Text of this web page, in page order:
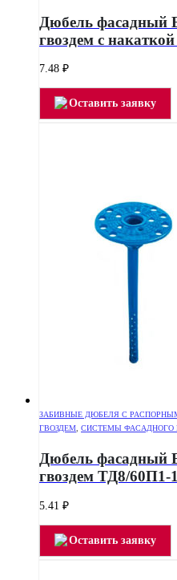
Дюбель фасадный
гвоздем с
7.48 ₽
Оставить заявку
ЗАБИВНЫЕ ДЮБЕЛЯ С
ГВОЗДЕМ, СИСТЕМЫ ФАСАДНОГО
Дюбель фасадный
гвоздем ТД8/60П1-
5.41 ₽
Оставить заявку